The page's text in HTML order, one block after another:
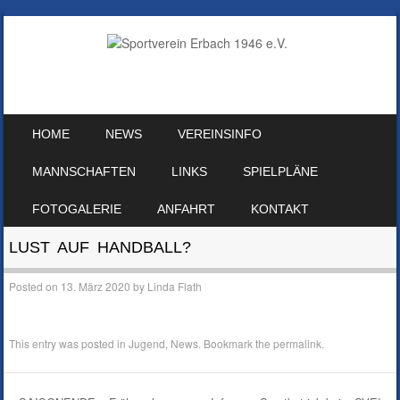
HOME NEWS VEREINSINFO
MANNSCHAFTEN LINKS SPIELPLÄNE
FOTOGALERIE ANFAHRT KONTAKT
LUST AUF HANDBALL?
Posted on 13. März 2020 by Linda Flath
This entry was posted inJugend News . Bookmark thepermalink